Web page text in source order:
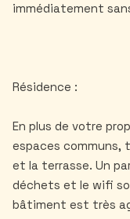
immédiatement
Résidence :
En plus de votre
espaces communs,
et la terrasse. Un
déchets et le wifi
bâtiment est très